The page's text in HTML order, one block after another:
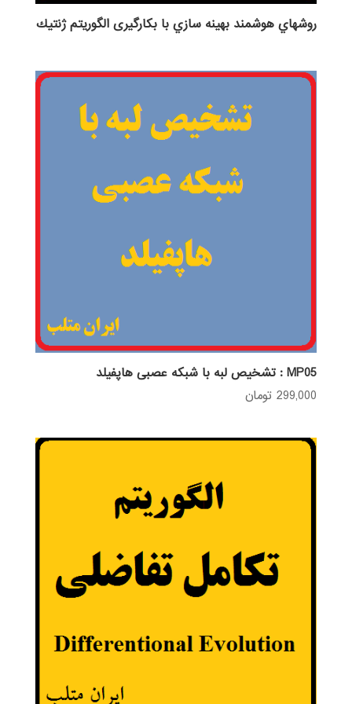
روش‎هاي هوشمند بهينه سازي با بکارگیری الگوريتم ژنتيك
MP05 : تشخیص لبه با شبکه عصبی هاپفیلد
299,000 تومان